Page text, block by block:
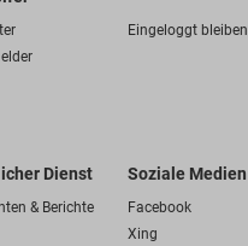
Eingeloggt bleiben
Dienst
& Berichte
Soziale Medien
Facebook
Xing